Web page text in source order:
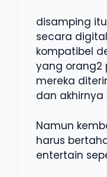
disamping
secara
kompatibel
yang orang2
mereka
dan
Namun
harus
entertain